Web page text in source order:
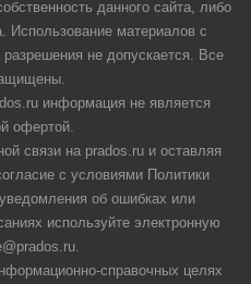
данного сайта, либо
Использование материалов с
не допускается. Все
информация не является
офертой.
связи на prados.ru и оставляя
с условиями Политики
об ошибках или
используйте электронную
справочных целях